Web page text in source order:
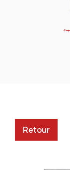
Retour